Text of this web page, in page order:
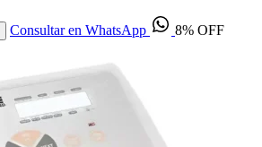
Consultar en WhatsApp 8% OFF